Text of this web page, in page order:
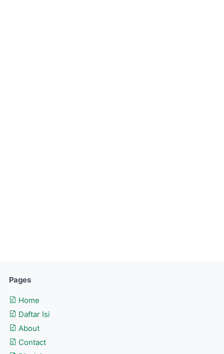
Pages
Home
Daftar Isi
About
Contact